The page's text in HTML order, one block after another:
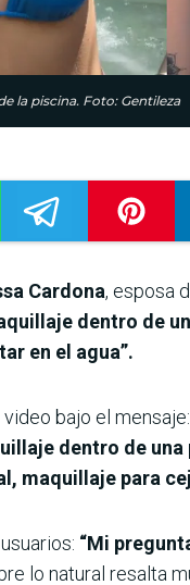
la piscina. Foto: Gentileza
Cardona, esposa
dentro de
en el agua”.
bajo el mensaje:
dentro de una
maquillaje para
“Mi
lo natural resalta